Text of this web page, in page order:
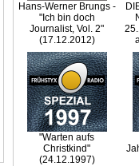
Hans-Werner Brungs -
"Ich bin doch
Journalist, Vol. 2"
(17.12.2012)
"Warten aufs
Christkind"
(24.12.1997)